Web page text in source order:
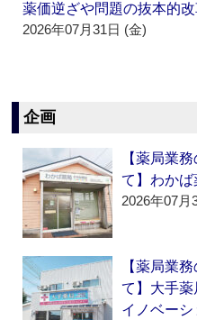
薬価逆ざや問題の抜本的
2026年07月31日 (金)
企画
【薬局業
て】わかば
2026年07月
【薬局業
て】大手
イノベーシ